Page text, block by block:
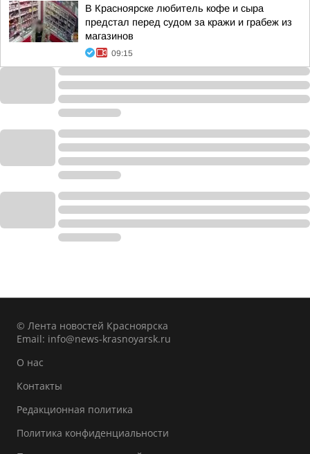
В Красноярске любитель кофе и сыра
предстал перед судом за кражи и грабеж из
магазинов
09:15
© Лента новостей Красноярска
Email: info@news-krasnoyarsk.ru
О нас
Контакты
Редакционная политика
Политика конфиденциальности